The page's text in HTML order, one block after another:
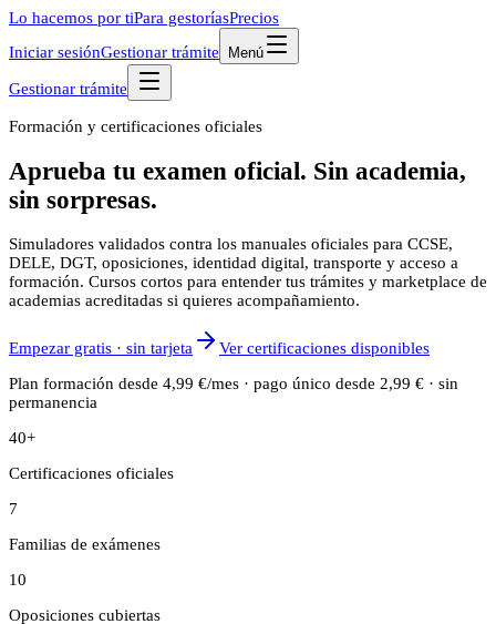
Lo hacemos por tiPara gestoríasPrecios
Iniciar sesiónGestionar trámite Menú
Gestionar trámite
Formación y certificaciones oficiales
Aprueba tu examen oficial. Sin academia,
sin sorpresas.
Simuladores validados contra los manuales oficiales para CCSE,
DELE, DGT, oposiciones, identidad digital, transporte y acceso a
formación. Cursos cortos para entender tus trámites y marketplace de
academias acreditadas si quieres acompañamiento.
Empezar gratis · sin tarjeta
Ver certificaciones disponibles
Plan formación desde 4,99 €/mes · pago único desde 2,99 € · sin
permanencia
40+
Certificaciones oficiales
7
Familias de exámenes
10
Oposiciones cubiertas